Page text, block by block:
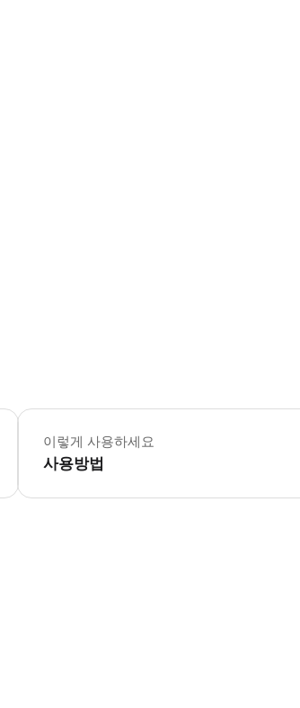
* 소요시간 : 180분 (옵션에 따라 소요 시간이 다를 수
이렇게 사용하세요
사용방법